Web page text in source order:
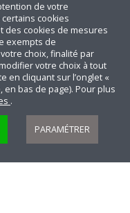
de votre
cookies
des cookies de mesures
exempts de
choix, finalité par
votre choix à tout
en cliquant sur l’onglet «
en bas de page). Pour plus
.
PARAMÉTRER